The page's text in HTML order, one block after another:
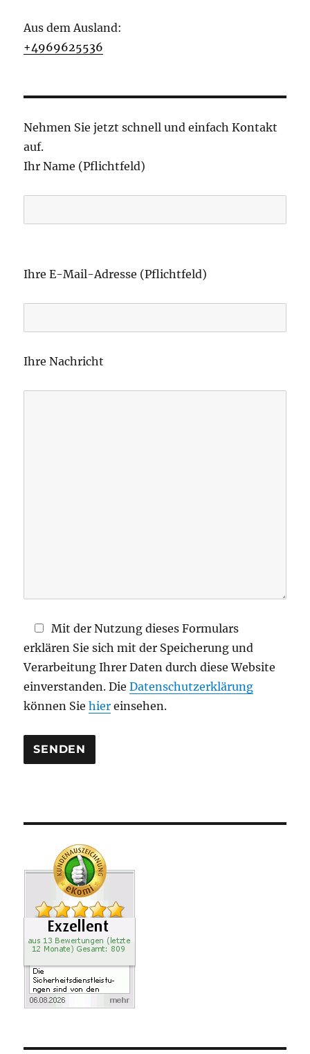
Aus dem Ausland:
+4969625536
Nehmen Sie jetzt schnell und einfach Kontakt
auf.
Ihr Name (Pflichtfeld)
i
e
a
s
l
e
e
r
Ihre E-Mail-Adresse (Pflichtfeld)
Ihre Nachricht
Mit der Nutzung dieses Formulars
erklären Sie sich mit der Speicherung und
Verarbeitung Ihrer Daten durch diese Website
einverstanden. DieDatenschutzerklärung
können Siehier einsehen.